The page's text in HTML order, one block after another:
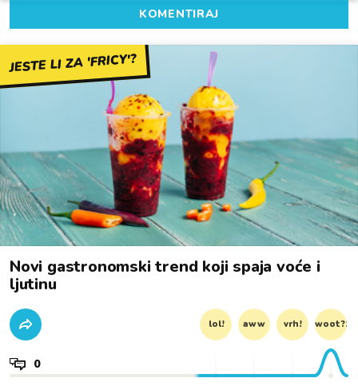
KOMENTIRAJ
JESTE LI ZA 'FRICY'?
Novi gastronomski trend koji spaja voće i
ljutinu
lol! aww vrh! woot?!
0